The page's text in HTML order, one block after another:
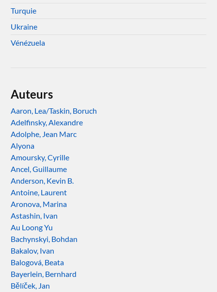
Turquie
Ukraine
Vénézuela
Auteurs
Aaron, Lea/Taskin, Boruch
Adelfinsky, Alexandre
Adolphe, Jean Marc
Alyona
Amoursky, Cyrille
Ancel, Guillaume
Anderson, Kevin B.
Antoine, Laurent
Aronova, Marina
Astashin, Ivan
Au Loong Yu
Bachynskyi, Bohdan
Bakalov, Ivan
Balogová, Beata
Bayerlein, Bernhard
Bělíček, Jan